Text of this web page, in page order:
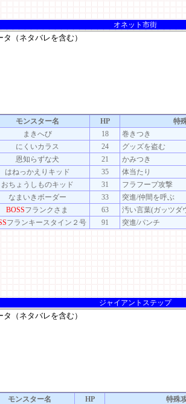
オネット市街
モンスター名 HP 特
まきへび
18 巻きつき
にくいカラス
24 グッズを盗む
恩知らずな犬
21 かみつき
はねっかえりキッド
35 体当たり
おちょうしものキッド
31 フラフープ攻撃
なまいきボーダー
33 突進/仲間を呼ぶ
BOSSフランクさま 63 汚い言葉(ガッツダ
フランキースタイン２号 91 突進/パンチ
ジャイアントステップ
モンスター名 HP 特殊